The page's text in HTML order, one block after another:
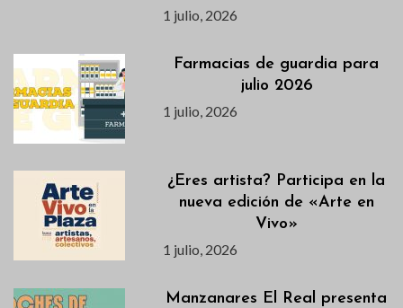
1 julio, 2026
Farmacias de guardia para
julio 2026
1 julio, 2026
¿Eres artista? Participa en la
nueva edición de «Arte en
Vivo»
1 julio, 2026
Manzanares El Real presenta